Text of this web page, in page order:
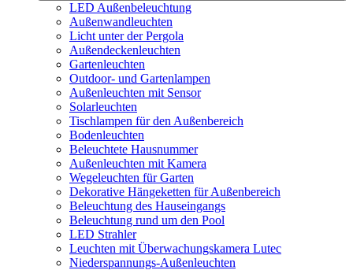
LED Außenbeleuchtung
Außenwandleuchten
Licht unter der Pergola
Außendeckenleuchten
Gartenleuchten
Outdoor- und Gartenlampen
Außenleuchten mit Sensor
Solarleuchten
Tischlampen für den Außenbereich
Bodenleuchten
Beleuchtete Hausnummer
Außenleuchten mit Kamera
Wegeleuchten für Garten
Dekorative Hängeketten für Außenbereich
Beleuchtung des Hauseingangs
Beleuchtung rund um den Pool
LED Strahler
Leuchten mit Überwachungskamera Lutec
Niederspannungs-Außenleuchten